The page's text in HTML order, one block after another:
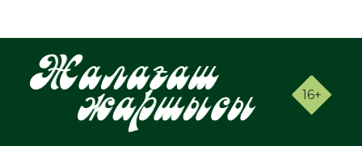
16+